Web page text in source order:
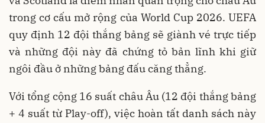
trong cơ cấu mở rộng của World Cup 2026. UEFA
quy định 12 đội thắng bảng sẽ giành vé trực tiếp
và những đội này đã chứng tỏ bản lĩnh khi giữ
ngôi đầu ở những bảng đấu căng thẳng.
Với tổng cộng 16 suất châu Âu (12 đội thắng bảng
+ 4 suất từ Play-off), việc hoàn tất danh sách này